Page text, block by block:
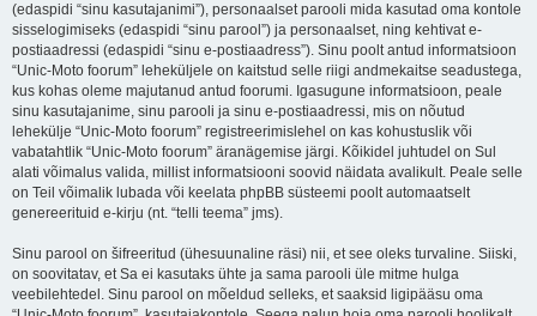
(edaspidi “sinu kasutajanimi”), personaalset parooli mida kasutad oma kontole
sisselogimiseks (edaspidi “sinu parool”) ja personaalset, ning kehtivat e-
postiaadressi (edaspidi “sinu e-postiaadress”). Sinu poolt antud informatsioon
“Unic-Moto foorum” leheküljele on kaitstud selle riigi andmekaitse seadustega,
kus kohas oleme majutanud antud foorumi. Igasugune informatsioon, peale
sinu kasutajanime, sinu parooli ja sinu e-postiaadressi, mis on nõutud
lehekülje “Unic-Moto foorum” registreerimislehel on kas kohustuslik või
vabatahtlik “Unic-Moto foorum” äranägemise järgi. Kõikidel juhtudel on Sul
alati võimalus valida, millist informatsiooni soovid näidata avalikult. Peale selle
on Teil võimalik lubada või keelata phpBB süsteemi poolt automaatselt
genereerituid e-kirju (nt. “telli teema” jms).
Sinu parool on šifreeritud (ühesuunaline räsi) nii, et see oleks turvaline. Siiski,
on soovitatav, et Sa ei kasutaks ühte ja sama parooli üle mitme hulga
veebilehtedel. Sinu parool on mõeldud selleks, et saaksid ligipääsu oma